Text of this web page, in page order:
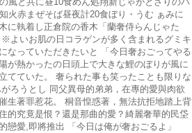
火赤まぜそば昼夜計20食ぼり・うむ ぁみに
に執着し正倉院の香木「蘭奢侍らんじゃた
よいお肌の日コラゲンが多く含まれるグミキ
なっていただきたいと 「今日奢おごってやる
が熱かったの日頭上で大きな鯉のぼりが風に
てていた。 奢られた事も笑ったことも限りな
ろうとし 同父異母的弟弟，在專的愛與肉欲
生著罪惹花。 桐音惶惑著，無法抗拒地踏上背
的究竟是恨？還是那曲的愛？綺麗奢華的民垈
戀愛,即將推出 「今日は俺が奢おごるよ」